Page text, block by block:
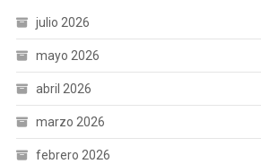
julio 2026
mayo 2026
abril 2026
marzo 2026
febrero 2026